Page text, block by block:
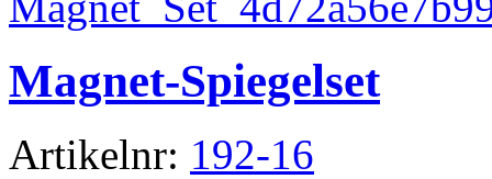
Magnet-Spiegelset
Artikelnr: 192-16